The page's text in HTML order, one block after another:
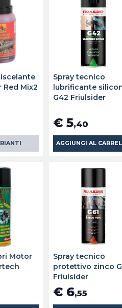
Mix2
Spray tecnico
lubrificante
G42 Friulsider
€ 5,40
AGGIUNGI AL
Motor
Spray tecnico
protettivo zinco
Friulsider
€ 6,55